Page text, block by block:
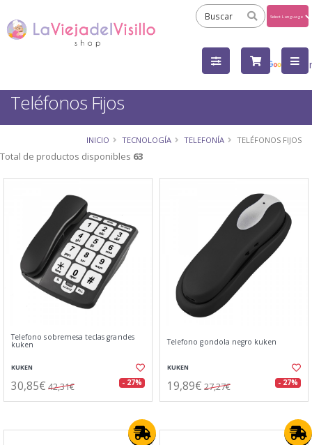
by
Teléfonos Fijos
INICIO TECNOLOGÍA TELEFONÍA TELÉFONOS FIJOS
Total de productos disponibles 63
Telefono sobremesa teclas grandes
kuken
KUKEN
30,85€ 42,31€ - 27%
Telefono gondola negro kuken
KUKEN
19,89€ 27,27€ - 27%